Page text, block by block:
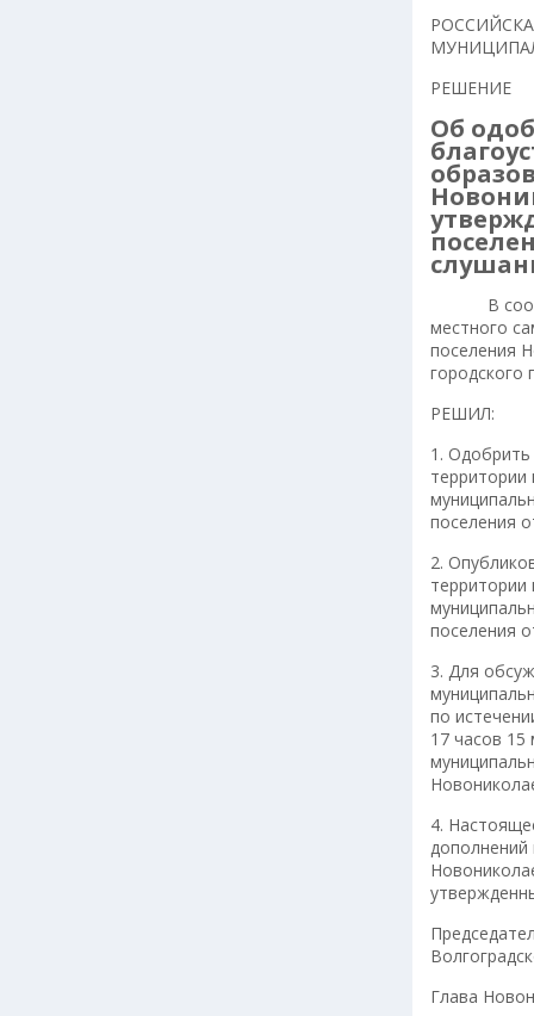
РЕШЕНИЕ
Об
В
местного
поселения
городского
РЕШИЛ:
1. Одобрить
территории
поселения
2.
территории
поселения
3. Для
по
17 часов 15
4.
дополнений
Глава